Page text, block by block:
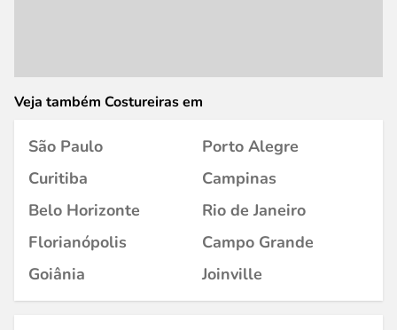
Veja também Costureiras em
São Paulo
Porto Alegre
Curitiba
Campinas
Belo Horizonte
Rio de Janeiro
Florianópolis
Campo Grande
Goiânia
Joinville